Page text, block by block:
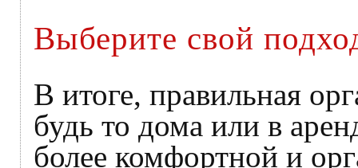
Выберите свой
В итоге, правильная
будь то дома или в
более комфортной и